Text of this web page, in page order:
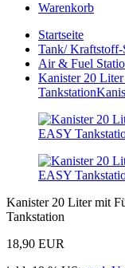
Warenkorb
Startseite
Tank/ Kraftstoff-
Air & Fuel
Kanister 20
Tankstation
Kanister 20 Liter mit
Tankstation
18,90 EUR